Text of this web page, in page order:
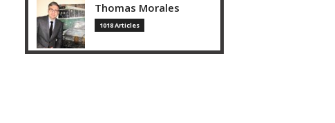
Thomas Morales
1018 Articles